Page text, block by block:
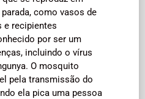
como vasos de
e recipientes
por ser um
incluindo o vírus
O mosquito
pela transmissão do
ela pica uma pessoa